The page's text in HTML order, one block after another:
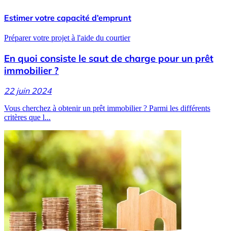
Estimer votre capacité d’emprunt
Préparer votre projet à l'aide du courtier
En quoi consiste le saut de charge pour un prêt
immobilier ?
22 juin 2024
Vous cherchez à obtenir un prêt immobilier ? Parmi les différents
critères que l...